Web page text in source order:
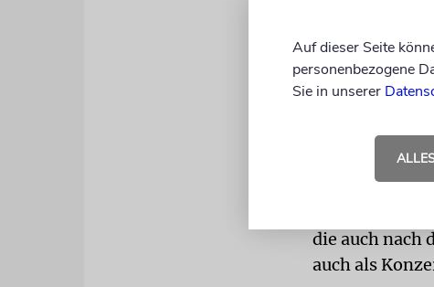
Titel »Selma
einem
Während der
an anderen
und dem
die auch nach
auch als
Auf dieser Seite
personenbezogene
Sie in unserer